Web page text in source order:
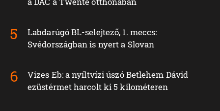
Labdarúgó BL-selejtező, 1. meccs:
Svédországban is nyert a Slovan
Vizes Eb: a nyíltvízi úszó Betlehem Dávid
ezüstérmet harcolt ki 5 kilométeren